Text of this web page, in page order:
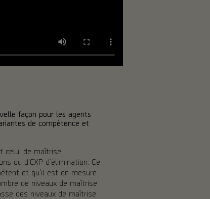
façon pour les agents
de compétence et
celui de maîtrise.
ou d'EXP d'élimination. Ce
et qu'il est en mesure
de niveaux de maîtrise.
des niveaux de maîtrise